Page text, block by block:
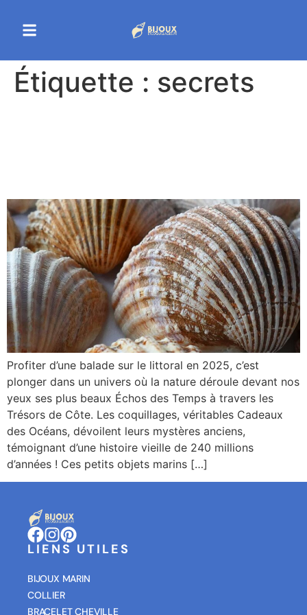
Étiquette : secrets
Profiter d’une balade sur le littoral en 2025, c’est
plonger dans un univers où la nature déroule devant nos
yeux ses plus beaux Échos des Temps à travers les
Trésors de Côte. Les coquillages, véritables Cadeaux
des Océans, dévoilent leurs mystères anciens,
témoignant d’une histoire vieille de 240 millions
d’années ! Ces petits objets marins […]
LIENS UTILES
BIJOUX MARIN
COLLIER
BRACELET CHEVILLE